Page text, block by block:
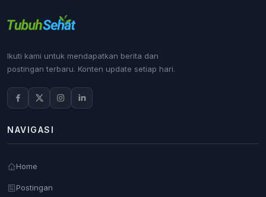
Ikuti kami untuk mendapatkan berita dan
postingan terbaru. Konten update setiap hari.
NAVIGASI
Home
Postingan